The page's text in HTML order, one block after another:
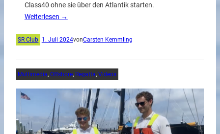
Class40 ohne sie über den Atlantik starten.
Weiterlesen →
SR Club 1. Juli 2024vonCarsten Kemmling
Multimedia, Offshore, Regatta, Videos